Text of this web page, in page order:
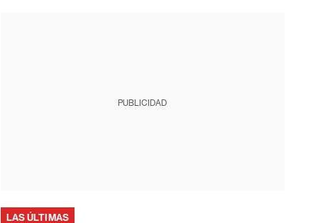
PUBLICIDAD
LAS ÚLTIMAS